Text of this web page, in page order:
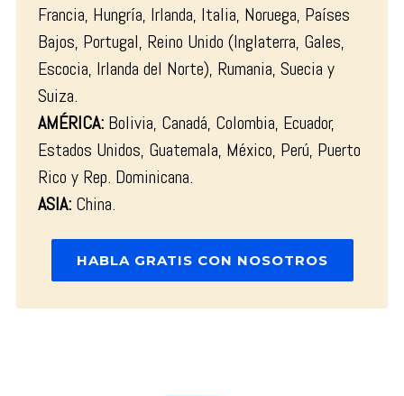
Francia, Hungría, Irlanda, Italia, Noruega, Países
Bajos, Portugal, Reino Unido (Inglaterra, Gales,
Escocia, Irlanda del Norte), Rumania, Suecia y
Suiza.
AMÉRICA:Bolivia, Canadá, Colombia, Ecuador,
Estados Unidos, Guatemala, México, Perú, Puerto
Rico y Rep. Dominicana.
ASIA:China.
HABLA GRATIS CON NOSOTROS